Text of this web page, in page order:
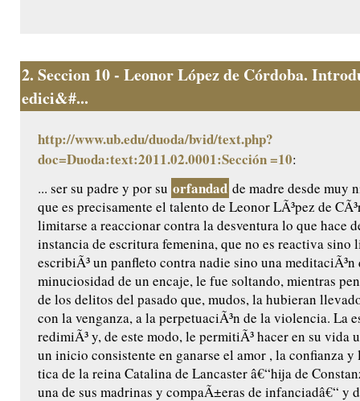
2. Seccion 10 - Leonor López de Córdoba.
edici&#...
http://www.ub.edu/duoda/bvid/text.php?
doc=Duoda:text:2011.02.0001:Sección =10:
... ser su padre y por su orfandad de madre desde muy
que es precisamente el talento de Leonor LÃ³pez de
limitarse a reaccionar contra la desventura lo que hace
instancia de escritura femenina, que no es reactiva sino
escribiÃ³ un panfleto contra nadie sino una meditaciÃ³n
minuciosidad de un encaje, le fue soltando, mientras
de los delitos del pasado que, mudos, la hubieran
con la venganza, a la perpetuaciÃ³n de la violencia. La
redimiÃ³ y, de este modo, le permitiÃ³ hacer en su vida
un inicio consistente en ganarse el amor , la confianza
tica de la reina Catalina de Lancaster â€“hija de
una de sus madrinas y compaÃ±eras de infanciadâ€“ y